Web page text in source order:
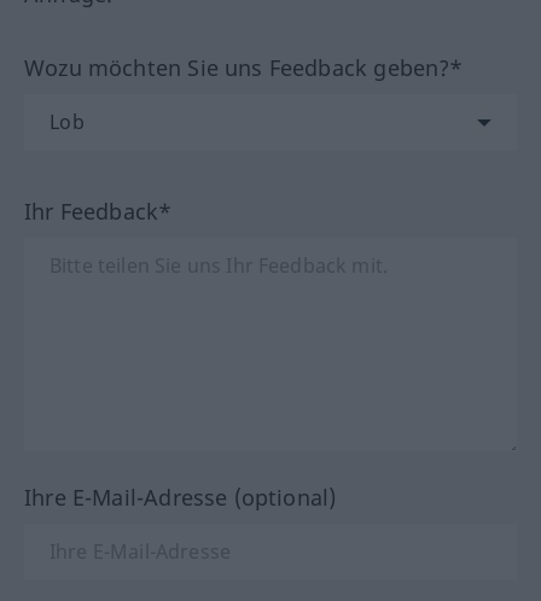
Wozu möchten Sie uns Feedback geben?*
Ihr Feedback*
Ihre E-Mail-Adresse (optional)